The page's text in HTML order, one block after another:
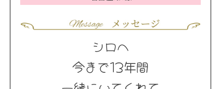
シロへ
今まで13年間